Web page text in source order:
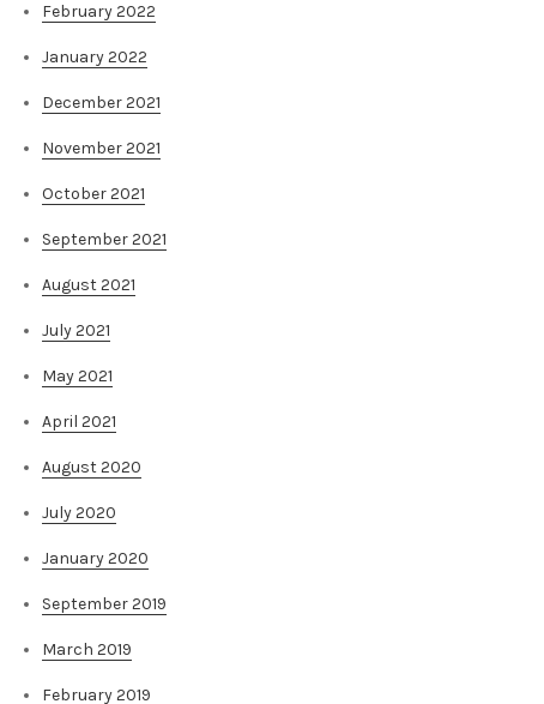
February 2022
January 2022
December 2021
November 2021
October 2021
September 2021
August 2021
July 2021
May 2021
April 2021
August 2020
July 2020
January 2020
September 2019
March 2019
February 2019